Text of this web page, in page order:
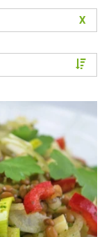
X